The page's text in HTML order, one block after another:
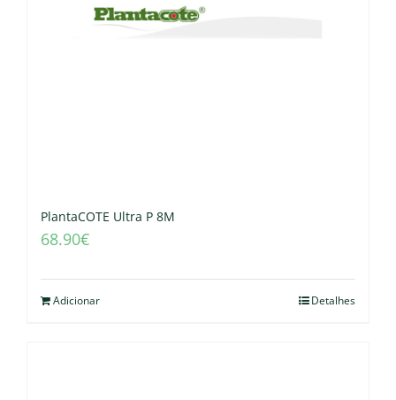
PlantaCOTE Ultra P 8M
68.90€
Adicionar Detalhes